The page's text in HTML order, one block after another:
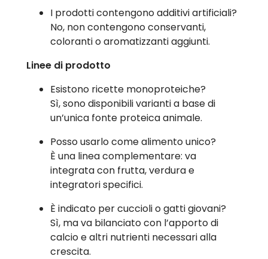
I prodotti contengono additivi artificiali?
No, non contengono conservanti,
coloranti o aromatizzanti aggiunti.
Linee di prodotto
Esistono ricette monoproteiche?
Sì, sono disponibili varianti a base di
un’unica fonte proteica animale.
Posso usarlo come alimento unico?
È una linea complementare: va
integrata con frutta, verdura e
integratori specifici.
È indicato per cuccioli o gatti giovani?
Sì, ma va bilanciato con l’apporto di
calcio e altri nutrienti necessari alla
crescita.